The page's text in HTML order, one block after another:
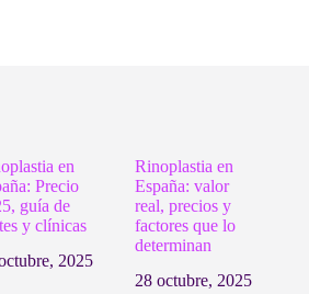
en
Precio
guía de
y clínicas
2025
Rinoplastia en
España: valor
real, precios y
factores que lo
determinan
28 octubre, 2025